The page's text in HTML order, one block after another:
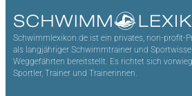
Schwimmlexikon.de ist ein privates, non-profit-
als langjähriger Schwimmtrainer und
Weggefährten bereitstellt. Es richtet sich
Sportler, Trainer und Trainerinnen.